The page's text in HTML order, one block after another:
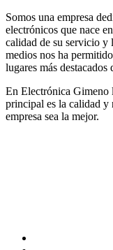
Somos una empresa
electrónicos que nace
calidad de su servicio y
medios nos ha
lugares más destacados
En Electrónica Gimeno
principal es la calidad y
empresa sea la mejor.